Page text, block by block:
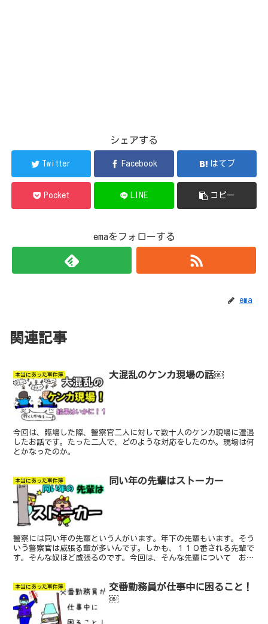
シェアする
Twitter Facebook はてブ
Pocket LINE コピー
emaをフォローする
ema
関連記事
本当にあった事件簿 大混乱のケンカ現場の話￼
今回は、臨場した際、警察官二人に対して数十人のケンカ現場に遭遇
したお話です。たった二人で、どのような対応をしたのか。現場は何
とかなったのか。
本当にあった事件簿 同い年の先輩はストーカー
警察には同い年の先輩という人がいます。年下の先輩もいます。そう
いう警察官は威張る輩が多いんです。しかも、１１０番される先輩で
す。そんな奴ほど威張るのです。今回は、そんな先輩について お話
本当にあった事件簿
交番勤務員が仕事中に困ること！
￼